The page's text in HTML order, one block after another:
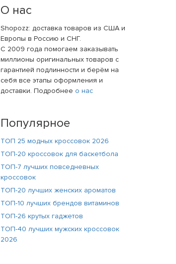
О нас
Shopozz: доставка товаров из США и
Европы в Россию и СНГ.
С 2009 года помогаем заказывать
миллионы оригинальных товаров с
гарантией подлинности и берём на
себя все этапы оформления и
доставки. Подробнее о нас
Популярное
ТОП 25 модных кроссовок 2026
ТОП-20 кроссовок для баскетбола
ТОП-7 лучших повседневных
кроссовок
ТОП-20 лучших женских ароматов
ТОП-10 лучших брендов витаминов
ТОП-26 крутых гаджетов
ТОП-40 лучших мужских кроссовок
2026